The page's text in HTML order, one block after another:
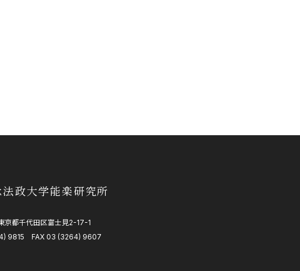
政大学能楽研究所
京都千代田区富士見2-17-1
9815 FAX 03 (3264) 9607